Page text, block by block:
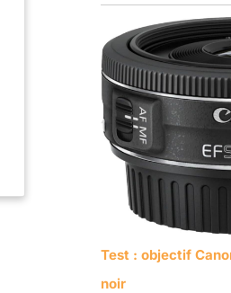
Test : objectif
noir